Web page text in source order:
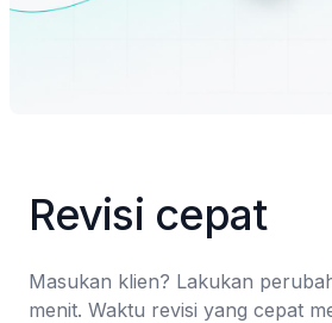
Revisi cepat
Masukan klien? Lakukan
menit. Waktu revisi yang cepat